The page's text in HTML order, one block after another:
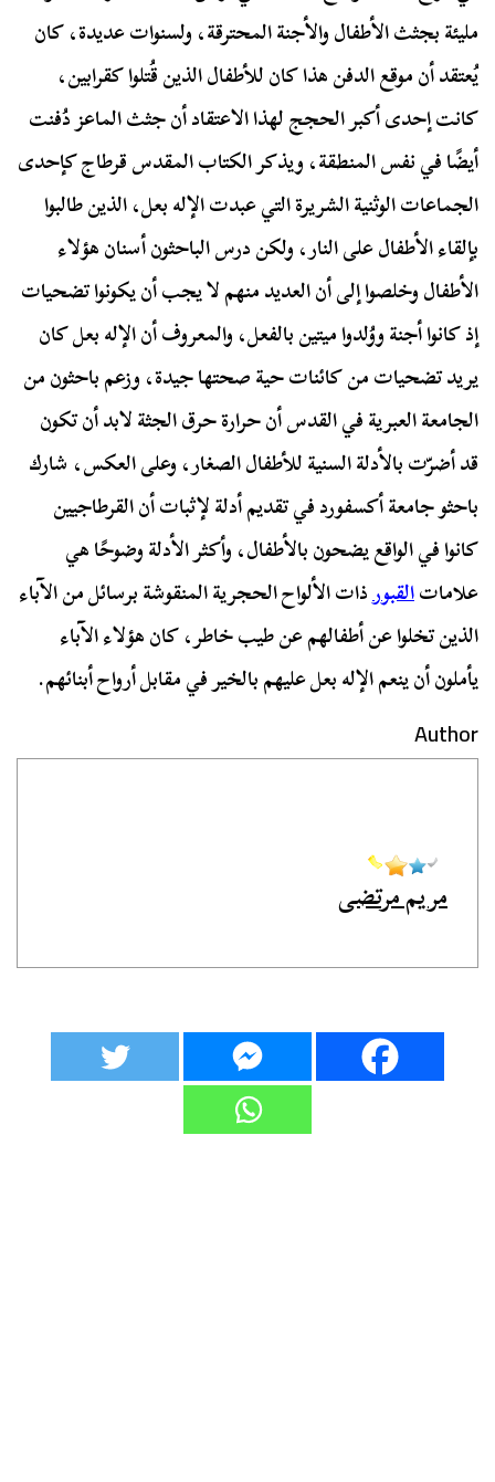
مليئة بجثث الأطفال والأجنة المحترقة، ولسنوات عديدة، كان
يُعتقد أن موقع الدفن هذا كان للأطفال الذين قُتلوا كقرابين،
كانت إحدى أكبر الحجج لهذا الاعتقاد أن جثث الماعز دُفنت
أيضًا في نفس المنطقة، ويذكر الكتاب المقدس قرطاج كإحدى
الجماعات الوثنية الشريرة التي عبدت الإله بعل، الذين طالبوا
بإلقاء الأطفال على النار، ولكن درس الباحثون أسنان هؤلاء
الأطفال وخلصوا إلى أن العديد منهم لا يجب أن يكونوا تضحيات
إذ كانوا أجنة ووُلدوا ميتين بالفعل، والمعروف أن الإله بعل كان
يريد تضحيات من كائنات حية صحتها جيدة، وزعم باحثون من
الجامعة العبرية في القدس أن حرارة حرق الجثة لابد أن تكون
قد أضرّت بالأدلة السنية للأطفال الصغار، وعلى العكس، شارك
باحثو جامعة أكسفورد في تقديم أدلة لإثبات أن القرطاجيين
كانوا في الواقع يضحون بالأطفال، وأكثر الأدلة وضوحًا هي
علاماتالقبورذات الألواح الحجرية المنقوشة برسائل من الآباء
الذين تخلوا عن أطفالهم عن طيب خاطر، كان هؤلاء الآباء
يأملون أن ينعم الإله بعل عليهم بالخير في مقابل أرواح أبنائهم.
Author
مريم مرتضى